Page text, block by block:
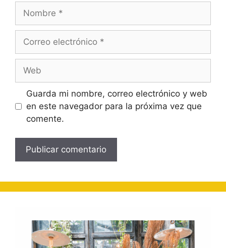
electrónico
Guarda mi nombre, correo electrónico y web
en este navegador para la próxima vez que
comente.